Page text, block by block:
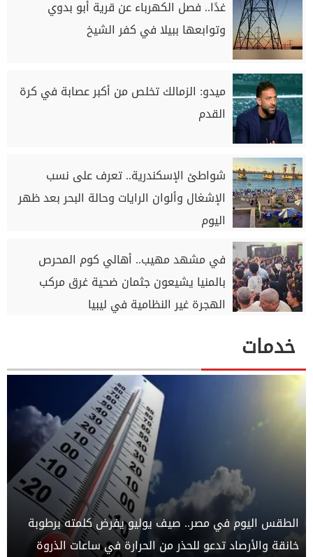
غدًا.. فصل الكهرباء عن قرية أبو بدوي
وتوابعها ببيلا في كفر الشيخ
ميدو: الزمالك تخلص من أكبر عصابة في كرة
القدم
شواطئ الإسكندرية.. تعرف على نسب
الإشغال وألوان الرايات وحالة البحر بعد ظهر
اليوم
في مشهد مهيب.. أهالي كوم المحرص
بالمنيا يشيعون جثمان ضحية غرق مركب
الهجرة غير النظامية في ليبيا
خدمات
الطقس اليوم في مصر.. صيف يوليو يفرض كلمته برطوبة
خانقة والأرصاد تدعو للحذر من الحرارة في ساعات الذروة